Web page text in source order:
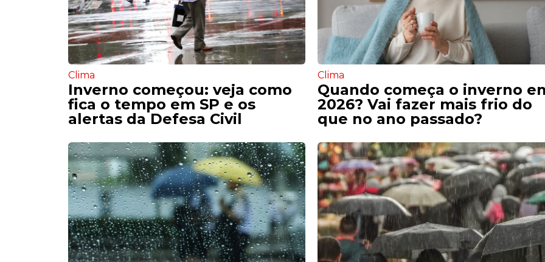
Clima
Inverno começou: veja como
fica o tempo em SP e os
alertas da Defesa Civil
Clima
Quando começa o inverno
2026? Vai fazer mais frio do
que no ano passado?